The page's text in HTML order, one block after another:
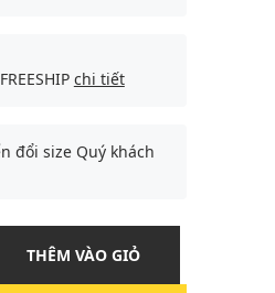
chi tiết
đổi size Quý khách
THÊM VÀO GIỎ